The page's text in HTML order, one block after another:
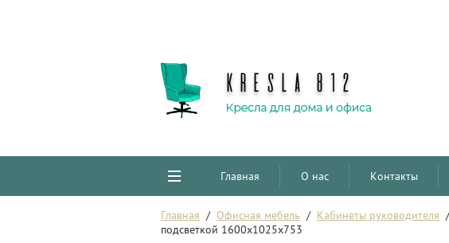
Главная О нас Контакты
Главная
  /
Офисная мебель
  /
Кабинеты руководителя
подсветкой 1600x1025x753